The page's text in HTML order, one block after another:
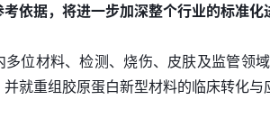
依据，将进一步加深整个行业的标准化
多位材料、检测、烧伤、皮肤及监管领
就重组胶原蛋白新型材料的临床转化与